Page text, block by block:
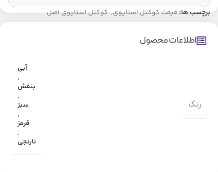
برچسب ها: قیمت کوکتل استایوی, کوکتل استایوی اصل
اطلاعات محصول
رنگ
آبی
,
بنفش
,
سبز
,
قرمز
,
نارنجی